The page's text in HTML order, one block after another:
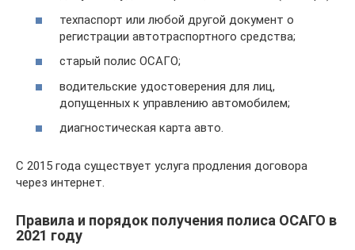
техпаспорт или любой другой документ о
регистрации автотраспортного средства;
старый полис ОСАГО;
водительские удостоверения для лиц,
допущенных к управлению автомобилем;
диагностическая карта авто.
С 2015 года существует услуга продления договора
через интернет.
Правила и порядок получения полиса ОСАГО в
2021 году